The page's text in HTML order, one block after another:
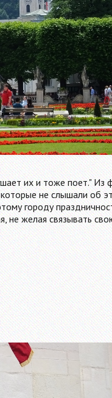
их и тоже поет." Из
не слышали об
городу
не желая связывать